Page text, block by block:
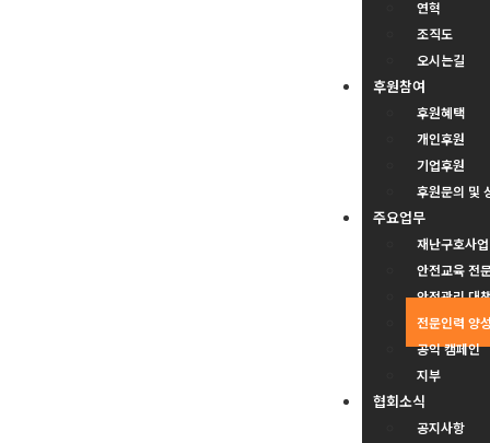
연혁
조직도
오시는길
후원참여
후원혜택
개인후원
기업후원
후원문의 및
주요업무
재난구호사업
안전교육 전
안전관리 대
전문인력 양성
공익 캠페인
지부
협회소식
공지사항